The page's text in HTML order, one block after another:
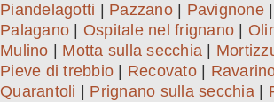
Piandelagotti
Pazzano| Pavignone|
Palagano
Ospitale nel frignano
Mulino
Motta sulla secchia
Pieve di trebbio
Recovato|
Quarantoli
Prignano sulla secchia|